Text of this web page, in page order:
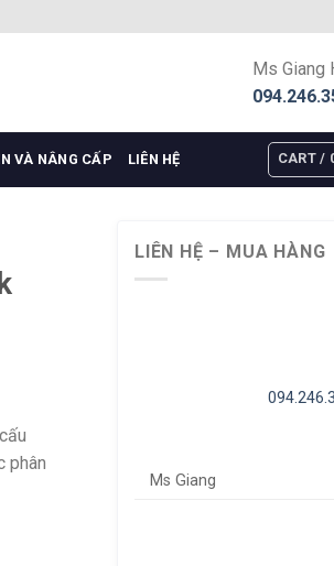
Ms Giang
VÀ NÂNG CẤP LIÊN HỆ CART /
phân
LIÊN HỆ – MUA HÀNG
Ms Giang